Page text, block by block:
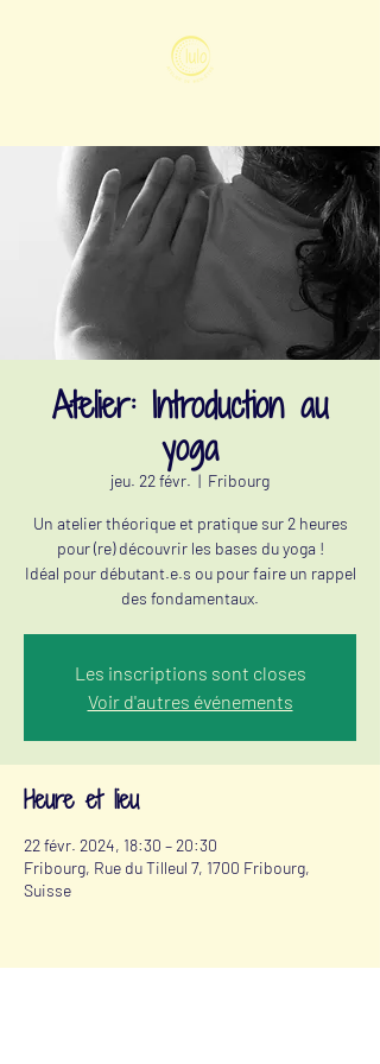
Atelier: Introduction au
yoga
jeu. 22 févr.
  |
Fribourg
Un atelier théorique et pratique sur 2 heures
pour (re) découvrir les bases du yoga !
Idéal pour débutant.e.s ou pour faire un rappel
des fondamentaux.
Les inscriptions sont closes
Voir d'autres événements
Heure et lieu
22 févr. 2024, 18:30 – 20:30
Fribourg, Rue du Tilleul 7, 1700 Fribourg,
Suisse